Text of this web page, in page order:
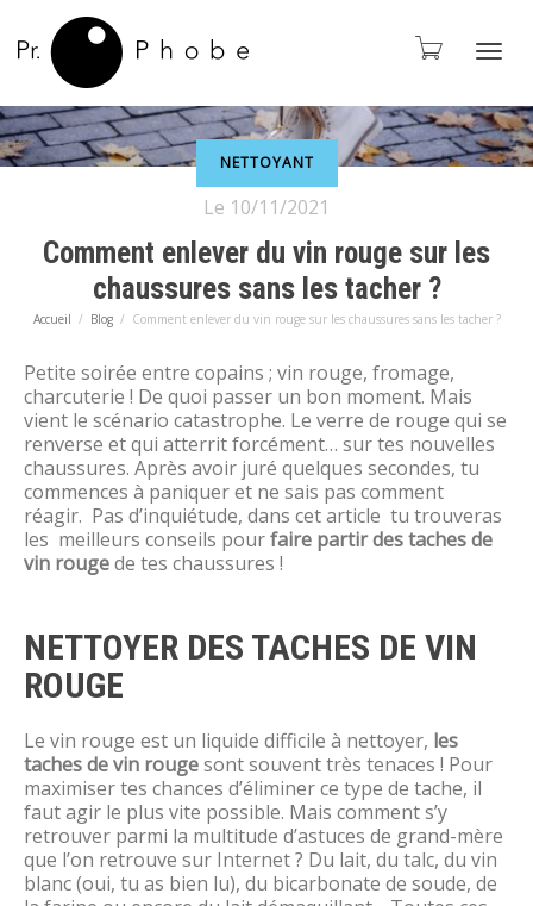
NETTOYANT
Le 10/11/2021
Comment enlever du vin rouge sur les
chaussures sans les tacher ?
Accueil Blog Comment enlever du vin rouge sur les chaussures sans les tacher ?
Petite soirée entre copains ; vin rouge, fromage,
charcuterie ! De quoi passer un bon moment. Mais
vient le scénario catastrophe. Le verre de rouge qui se
renverse et qui atterrit forcément… sur tes nouvelles
chaussures. Après avoir juré quelques secondes, tu
commences à paniquer et ne sais pas comment
réagir. Pas d’inquiétude, dans cet article tu trouveras
les meilleurs conseils pourfaire partir des taches de
vin rougede tes chaussures !
NETTOYER DES TACHES DE VIN
ROUGE
Le vin rouge est un liquide difficile à nettoyer, les
taches de vin rougesont souvent très tenaces ! Pour
maximiser tes chances d’éliminer ce type de tache, il
faut agir le plus vite possible. Mais comment s’y
retrouver parmi la multitude d’astuces de grand-mère
que l’on retrouve sur Internet ? Du lait, du talc, du vin
blanc (oui, tu as bien lu), du bicarbonate de soude, de